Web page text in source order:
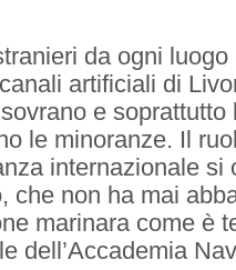
da ogni luogo
artificiali di
e soprattutto
le minoranze. Il
internazionale si
che non ha mai
marinara come è
dell’Accademia